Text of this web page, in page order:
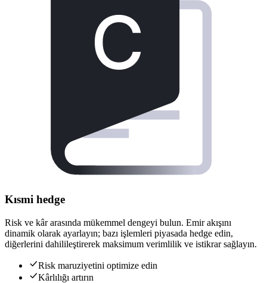
Kısmi hedge
Risk ve kâr arasında mükemmel dengeyi bulun. Emir akışını
dinamik olarak ayarlayın; bazı işlemleri piyasada hedge edin,
diğerlerini dahilileştirerek maksimum verimlilik ve istikrar sağlayın.
Risk maruziyetini optimize edin
Kârlılığı artırın